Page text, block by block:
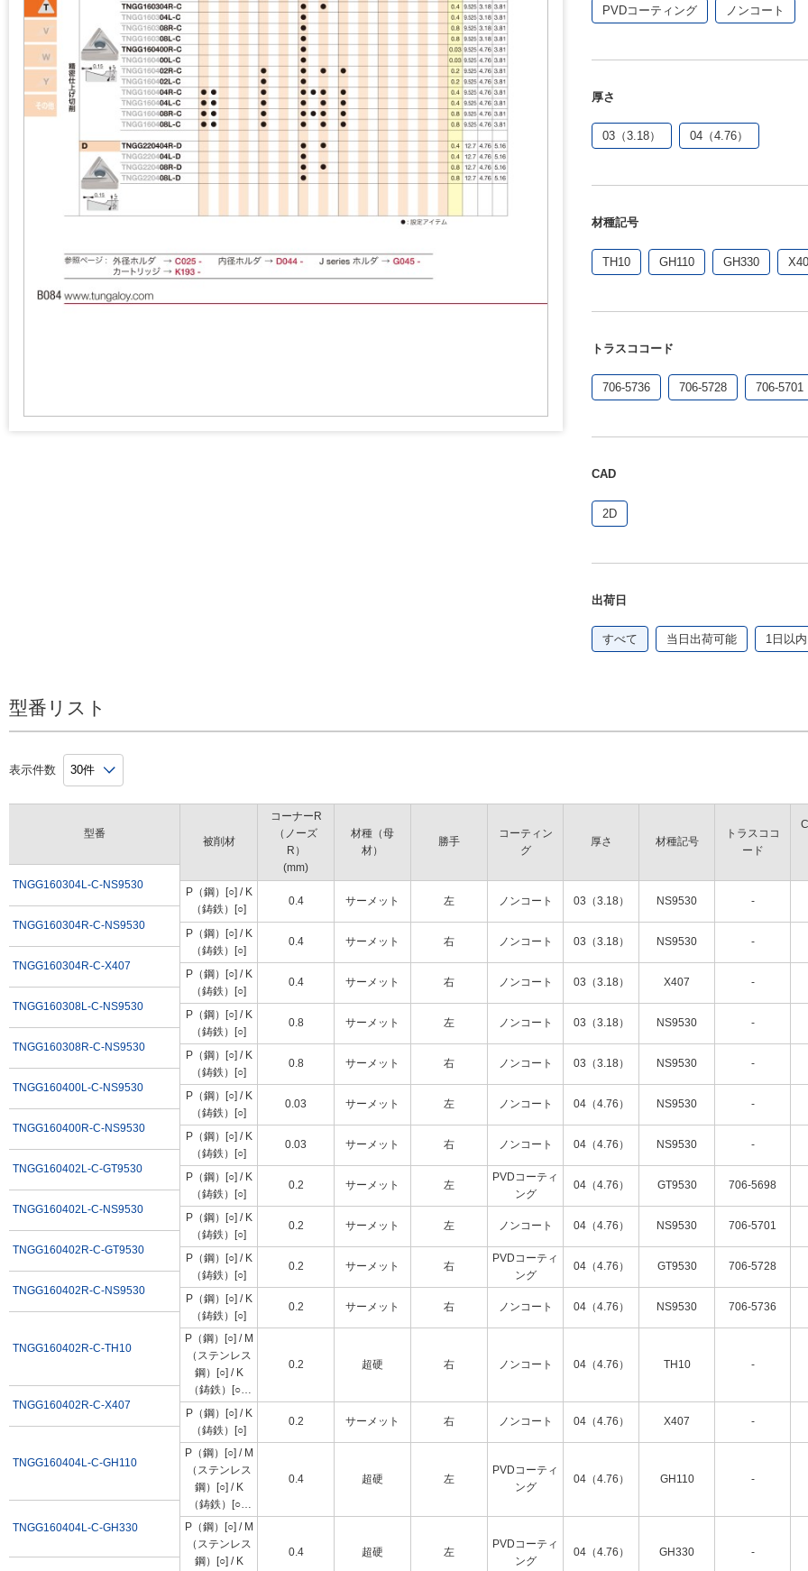
PVDコーティング ノンコート
厚さ
03（3.18） 04（4.76）
材種記号
TH10 GH110 GH330
トラスココード
706-5736 706-5728 706-5701
CAD
2D
出荷日
すべて 当日出荷可能 1日以内
型番リスト
表示件数
型番
TNGG160304L-C-NS9530
TNGG160304R-C-NS9530
TNGG160304R-C-X407
TNGG160308L-C-NS9530
TNGG160308R-C-NS9530
TNGG160400L-C-NS9530
TNGG160400R-C-NS9530
TNGG160402L-C-GT9530
TNGG160402L-C-NS9530
TNGG160402R-C-GT9530
TNGG160402R-C-NS9530
TNGG160402R-C-TH10
TNGG160402R-C-X407
TNGG160404L-C-GH110
TNGG160404L-C-GH330
被削材
コーナーR
（ノーズ
R）
(mm)
材種（母
材）
勝手
コーティン
グ
厚さ 材種記号
トラスココ
ード
P（鋼）[○] / K
（鋳鉄）[○]
0.4 サーメット 左 ノンコート 03（3.18） NS9530 -
P（鋼）[○] / K
（鋳鉄）[○]
0.4 サーメット 右 ノンコート 03（3.18） NS9530 -
P（鋼）[○] / K
（鋳鉄）[○]
0.4 サーメット 右 ノンコート 03（3.18） X407 -
P（鋼）[○] / K
（鋳鉄）[○]
0.8 サーメット 左 ノンコート 03（3.18） NS9530 -
P（鋼）[○] / K
（鋳鉄）[○]
0.8 サーメット 右 ノンコート 03（3.18） NS9530 -
P（鋼）[○] / K
（鋳鉄）[○]
0.03 サーメット 左 ノンコート 04（4.76） NS9530 -
P（鋼）[○] / K
（鋳鉄）[○]
0.03 サーメット 右 ノンコート 04（4.76） NS9530 -
P（鋼）[○] / K
（鋳鉄）[○]
0.2 サーメット 左
PVDコーティ
ング
04（4.76） GT9530 706-5698
P（鋼）[○] / K
（鋳鉄）[○]
0.2 サーメット 左 ノンコート 04（4.76） NS9530 706-5701
P（鋼）[○] / K
（鋳鉄）[○]
0.2 サーメット 右
PVDコーティ
ング
04（4.76） GT9530 706-5728
P（鋼）[○] / K
（鋳鉄）[○]
0.2 サーメット 右 ノンコート 04（4.76） NS9530 706-5736
P（鋼）[○] / M
（ステンレス
鋼）[○] / K
（鋳鉄）[○] /
N（非鉄金
属）[○]
0.2 超硬 右 ノンコート 04（4.76） TH10 -
P（鋼）[○] / K
（鋳鉄）[○]
0.2 サーメット 右 ノンコート 04（4.76） X407 -
P（鋼）[○] / M
（ステンレス
鋼）[○] / K
（鋳鉄）[○] /
S（耐熱合
金・チタン合
金）[○]
0.4 超硬 左
PVDコーティ
ング
04（4.76） GH110 -
P（鋼）[○] / M
（ステンレス
鋼）[○] / K
0.4 超硬 左
PVDコーティ
ング
04（4.76） GH330 -